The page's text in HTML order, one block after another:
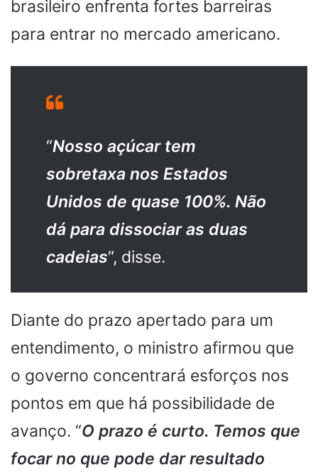
brasileiro enfrenta fortes barreiras
para entrar no mercado americano.
“Nosso açúcar tem
sobretaxa nos Estados
Unidos de quase 100%. Não
dá para dissociar as duas
cadeias“, disse.
Diante do prazo apertado para um
entendimento, o ministro afirmou que
o governo concentrará esforços nos
pontos em que há possibilidade de
avanço. “O prazo é curto. Temos que
focar no que pode dar resultado